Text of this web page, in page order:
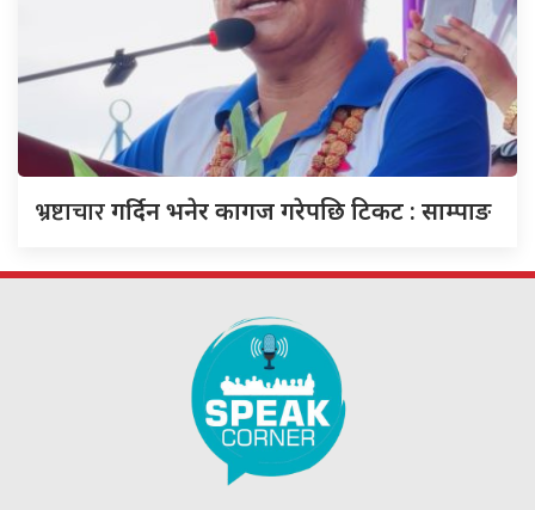
भ्रष्टाचारगर्दिन भनेर कागज गरेपछि टिकट : साम्पाङ